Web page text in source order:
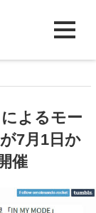
よるモー
7月1日か
催